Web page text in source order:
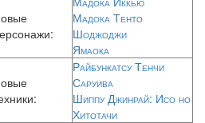
Мадока Тенто
Шоджоджи
Ямаока
Райбункатсу Тенчи
Саруива
Шиппу Джинрай: Исо но
Хитотачи